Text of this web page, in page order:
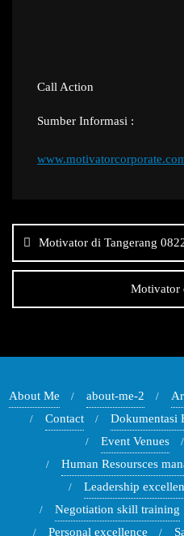
Call Action
Sumber Informasi :
posMotivator di Tangerang
Motivator
About Me about-me-2
Contact
Dokumentasi
Event Venues
Human Resoursces
Leadership
Negotiation skill training
Personal excellence